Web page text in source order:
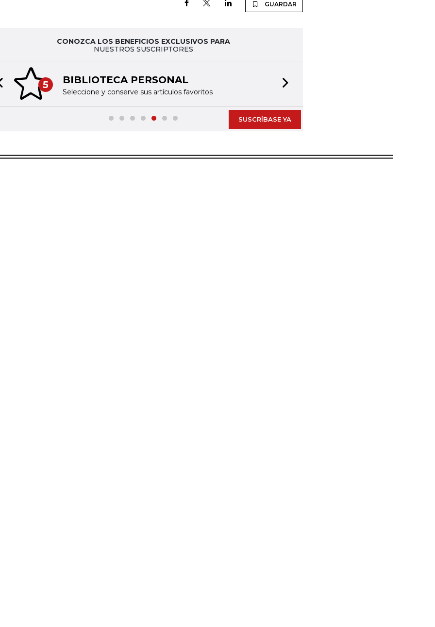
GUARDAR
CONOZCA LOS BENEFICIOS EXCLUSIVOS PARA
NUESTROS SUSCRIPTORES
5 BIBLIOTECA PERSONAL
Seleccione y conserve sus artículos favoritos
slide
SUSCRÍBASE YA